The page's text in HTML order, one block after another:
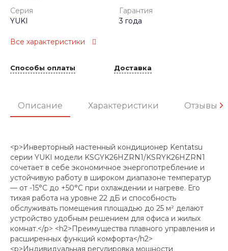
Серия
YUKI
Гарантия
3 года
Все характеристики
Способы оплаты Доставка
Описание Характеристики Отзывы
<p>Инверторный настенный кондиционер Kentatsu
серии YUKI модели KSGYK26HZRN1/KSRYK26HZRN1
сочетает в себе экономичное энергопотребление и
устойчивую работу в широком диапазоне температур
— от -15°C до +50°C при охлаждении и нагреве. Его
тихая работа на уровне 22 дБ и способность
обслуживать помещения площадью до 25 м² делают
устройство удобным решением для офиса и жилых
комнат.</p> <h2>Преимущества плавного управления и
расширенных функций комфорта</h2>
<p>Индивидуальная регулировка мощности